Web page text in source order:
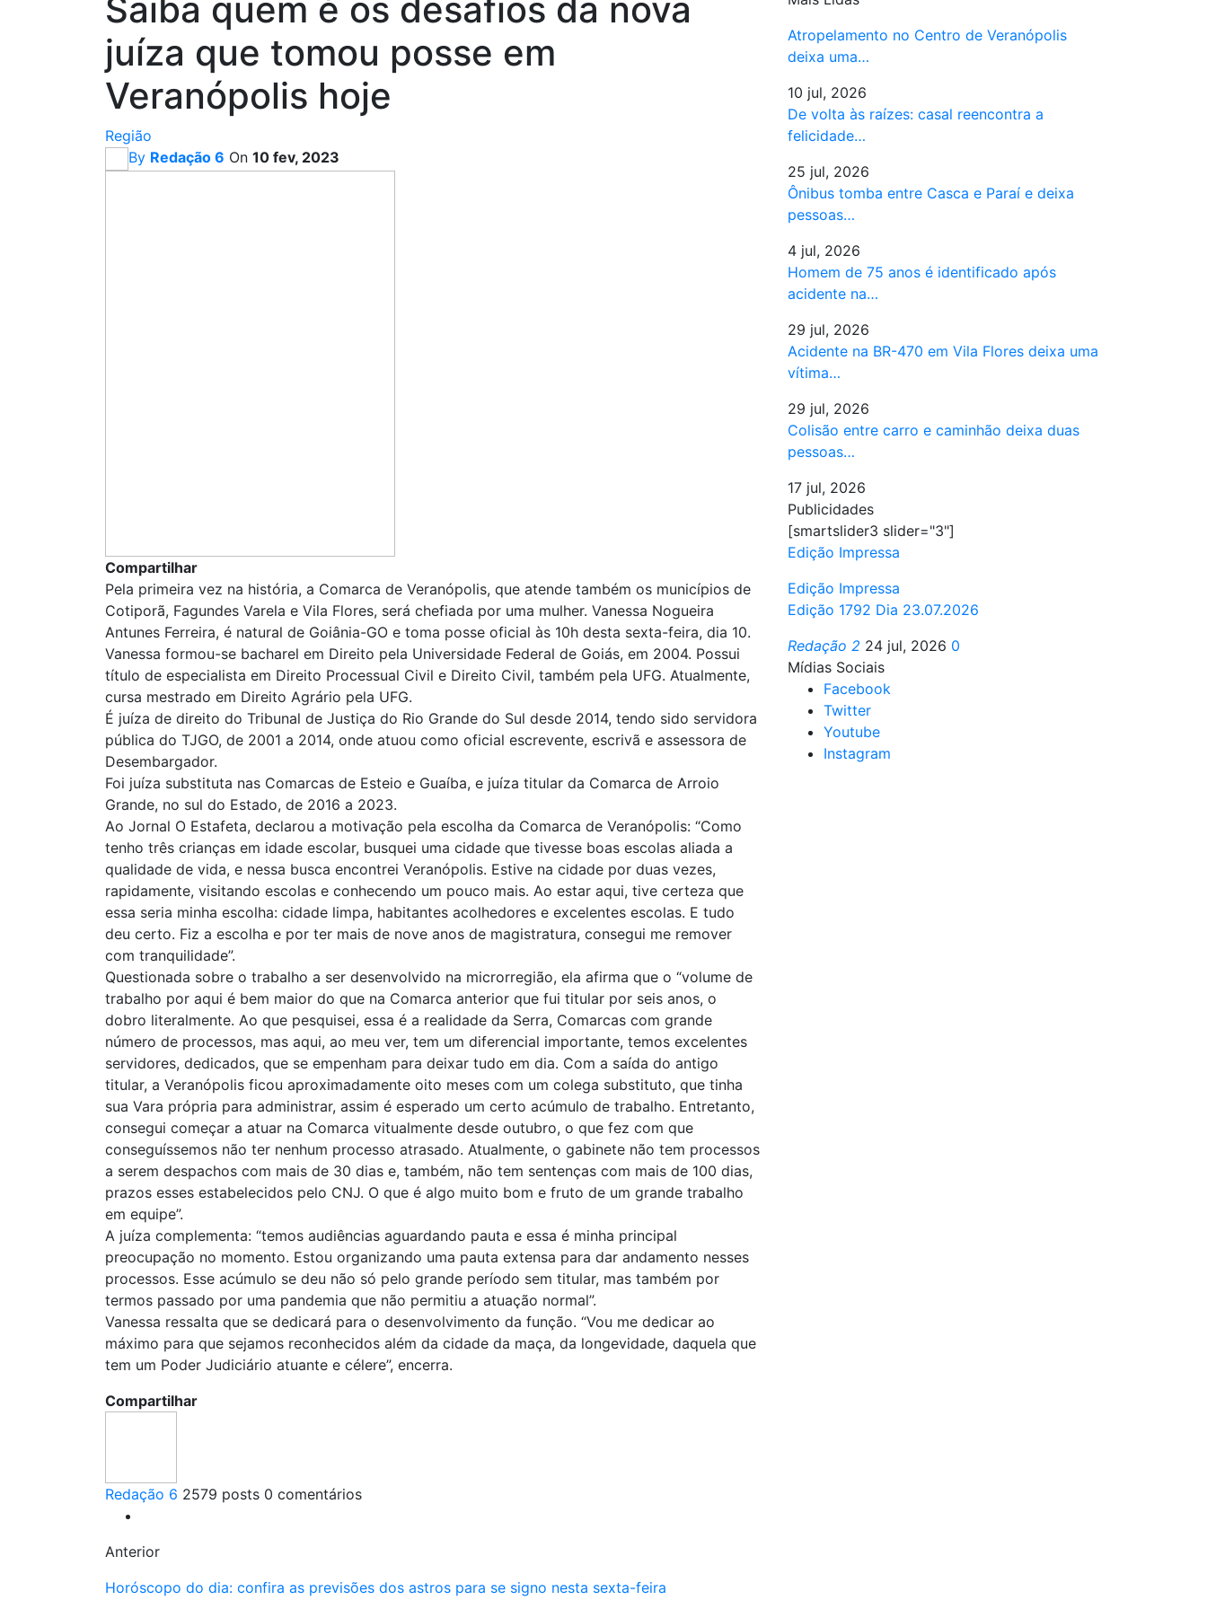
Saiba quem é os desafios da nova
juíza que tomou posse em
Veranópolis hoje
Região
By Redação 6 On 10 fev, 2023
Compartilhar
Pela primeira vez na história, a Comarca de Veranópolis, que atende também os municípios de
Cotiporã, Fagundes Varela e Vila Flores, será chefiada por uma mulher. Vanessa Nogueira
Antunes Ferreira, é natural de Goiânia-GO e toma posse oficial às 10h desta sexta-feira, dia 10.
Vanessa formou-se bacharel em Direito pela Universidade Federal de Goiás, em 2004. Possui
título de especialista em Direito Processual Civil e Direito Civil, também pela UFG. Atualmente,
cursa mestrado em Direito Agrário pela UFG.
É juíza de direito do Tribunal de Justiça do Rio Grande do Sul desde 2014, tendo sido servidora
pública do TJGO, de 2001 a 2014, onde atuou como oficial escrevente, escrivã e assessora de
Desembargador.
Foi juíza substituta nas Comarcas de Esteio e Guaíba, e juíza titular da Comarca de Arroio
Grande, no sul do Estado, de 2016 a 2023.
Ao Jornal O Estafeta, declarou a motivação pela escolha da Comarca de Veranópolis: “Como
tenho três crianças em idade escolar, busquei uma cidade que tivesse boas escolas aliada a
qualidade de vida, e nessa busca encontrei Veranópolis. Estive na cidade por duas vezes,
rapidamente, visitando escolas e conhecendo um pouco mais. Ao estar aqui, tive certeza que
essa seria minha escolha: cidade limpa, habitantes acolhedores e excelentes escolas. E tudo
deu certo. Fiz a escolha e por ter mais de nove anos de magistratura, consegui me remover
com tranquilidade”.
Questionada sobre o trabalho a ser desenvolvido na microrregião, ela afirma que o “volume de
trabalho por aqui é bem maior do que na Comarca anterior que fui titular por seis anos, o
dobro literalmente. Ao que pesquisei, essa é a realidade da Serra, Comarcas com grande
número de processos, mas aqui, ao meu ver, tem um diferencial importante, temos excelentes
servidores, dedicados, que se empenham para deixar tudo em dia. Com a saída do antigo
titular, a Veranópolis ficou aproximadamente oito meses com um colega substituto, que tinha
sua Vara própria para administrar, assim é esperado um certo acúmulo de trabalho. Entretanto,
consegui começar a atuar na Comarca vitualmente desde outubro, o que fez com que
conseguíssemos não ter nenhum processo atrasado. Atualmente, o gabinete não tem processos
a serem despachos com mais de 30 dias e, também, não tem sentenças com mais de 100 dias,
prazos esses estabelecidos pelo CNJ. O que é algo muito bom e fruto de um grande trabalho
em equipe”.
A juíza complementa: “temos audiências aguardando pauta e essa é minha principal
preocupação no momento. Estou organizando uma pauta extensa para dar andamento nesses
processos. Esse acúmulo se deu não só pelo grande período sem titular, mas também por
termos passado por uma pandemia que não permitiu a atuação normal”.
Vanessa ressalta que se dedicará para o desenvolvimento da função. “Vou me dedicar ao
máximo para que sejamos reconhecidos além da cidade da maça, da longevidade, daquela que
tem um Poder Judiciário atuante e célere”, encerra.
Compartilhar
Redação 6 2579 posts 0 comentários
Anterior
Horóscopo do dia: confira as previsões dos astros para se signo nesta sexta-feira
Atropelamento no Centro de Veranópolis
deixa uma…
10 jul, 2026
De volta às raízes: casal reencontra a
felicidade…
25 jul, 2026
Ônibus tomba entre Casca e Paraí e deixa
pessoas…
4 jul, 2026
Homem de 75 anos é identificado após
acidente na…
29 jul, 2026
Acidente na BR-470 em Vila Flores deixa uma
vítima…
29 jul, 2026
Colisão entre carro e caminhão deixa duas
pessoas…
17 jul, 2026
Publicidades
[smartslider3 slider="3"]
Edição Impressa
Edição Impressa
Edição 1792 Dia 23.07.2026
Redação 2 24 jul, 2026 0
Mídias Sociais
Facebook
Twitter
Youtube
Instagram